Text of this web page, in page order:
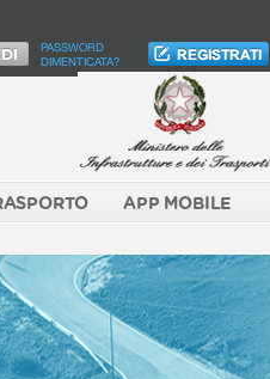
PASSWORD
DIMENTICATA?
APP MOBILE